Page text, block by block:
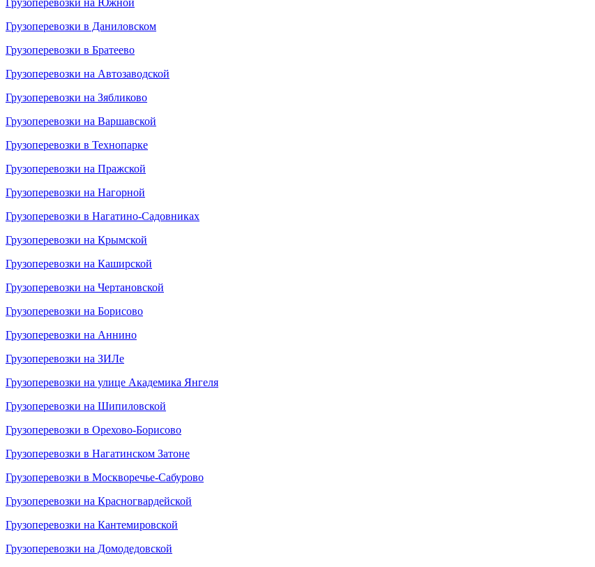
Грузоперевозки в Даниловском
Грузоперевозки в Братеево
Грузоперевозки на Автозаводской
Грузоперевозки на Зябликово
Грузоперевозки на Варшавской
Грузоперевозки в Технопарке
Грузоперевозки на Пражской
Грузоперевозки на Нагорной
Грузоперевозки в Нагатино-Садовниках
Грузоперевозки на Крымской
Грузоперевозки на Каширской
Грузоперевозки на Чертановской
Грузоперевозки на Борисово
Грузоперевозки на Аннино
Грузоперевозки на ЗИЛе
Грузоперевозки на улице Академика Янгеля
Грузоперевозки на Шипиловской
Грузоперевозки в Орехово-Борисово
Грузоперевозки в Нагатинском Затоне
Грузоперевозки в Москворечье-Сабурово
Грузоперевозки на Красногвардейской
Грузоперевозки на Кантемировской
Грузоперевозки на Домодедовской